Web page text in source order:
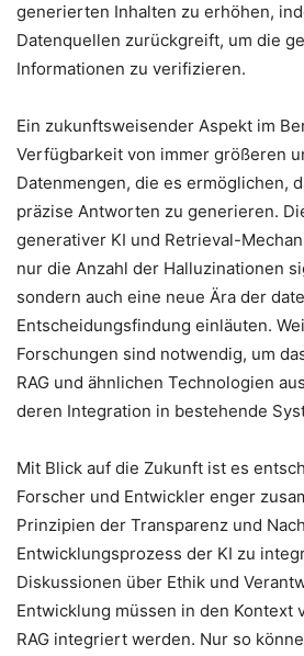
generierten Inhalten zu erhöhen,
Datenquellen zurückgreift, um die
Informationen zu verifizieren.
Ein zukunftsweisender Aspekt im
Verfügbarkeit von immer größeren
Datenmengen, die es ermöglichen,
präzise Antworten zu generieren.
generativer KI und Retrieval-
nur die Anzahl der Halluzinationen
sondern auch eine neue Ära der
Entscheidungsfindung einläuten.
Forschungen sind notwendig, um
RAG und ähnlichen Technologien
deren Integration in bestehende
Mit Blick auf die Zukunft ist es
Forscher und Entwickler enger
Prinzipien der Transparenz und
Entwicklungsprozess der KI zu
Diskussionen über Ethik und
Entwicklung müssen in den Kontext
RAG integriert werden. Nur so